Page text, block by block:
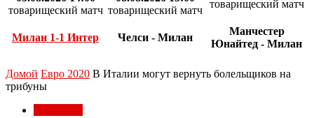
товарищеский матч
Милан 1-1 Интер
товарищеский матч
Челси - Милан
товарищеский матч
Манчестер
Юнайтед - Милан
Домой Евро 2020 В Италии могут вернуть болельщиков на
трибуны